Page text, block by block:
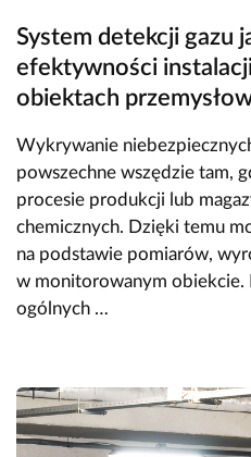
System detekcji gazu
efektywności
obiektach
Wykrywanie
powszechne wszędzie tam,
procesie produkcji lub
chemicznych. Dzięki temu
na podstawie pomiarów,
w monitorowanym obiekcie.
ogólnych …